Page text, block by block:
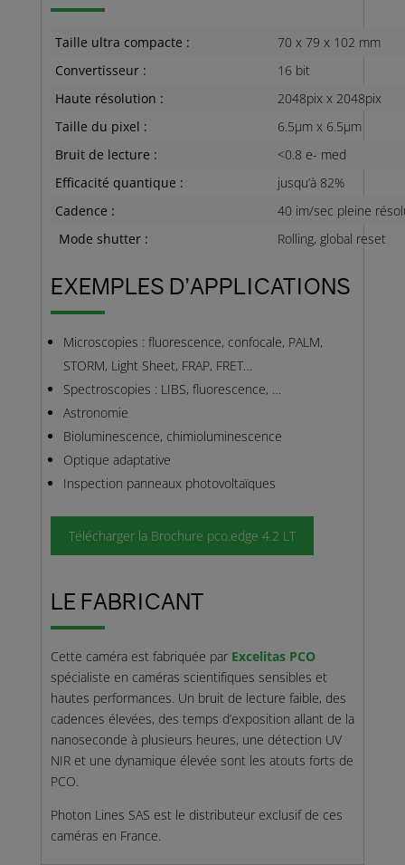
Taille ultra compacte :
70 x 79 x 102 mm
Convertisseur :
16 bit
Haute résolution :
2048pix x 2048pix
Taille du pixel :
6.5µm x 6.5µm
Bruit de lecture :
<0.8 e- med
Efficacité quantique :
jusqu’à 82%
Cadence :
40 im/sec pleine
Mode shutter :
Rolling, global reset
EXEMPLES D’APPLICATIONS
Microscopies : fluorescence, confocale, PALM,
STORM, Light Sheet, FRAP, FRET…
Spectroscopies : LIBS, fluorescence, …
Astronomie
Bioluminescence, chimioluminescence
Optique adaptative
Inspection panneaux photovoltaïques
Télécharger la Brochure pco.edge 4.2 LT
LE FABRICANT
Cette caméra est fabriquée par Excelitas PCO
spécialiste en caméras scientifiques sensibles et
hautes performances. Un bruit de lecture faible, des
cadences élevées, des temps d’exposition allant de la
nanoseconde à plusieurs heures, une détection UV
NIR et une dynamique élevée sont les atouts forts de
PCO.
Photon Lines SAS est le distributeur exclusif de ces
caméras en France.